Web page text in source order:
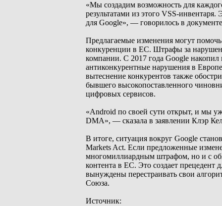
«Мы создадим возможность для
результатами из этого VSS-
для Google», — говорилось в
Предлагаемые изменения могут
конкуренции в ЕС. Штрафы за
компании. С 2017 года Google
антиконкурентные нарушения в
вытеснение конкурентов также
бывшего высокопоставленного
цифровых сервисов.
«Android по своей сути открыт, и мы
DMA», — сказала в заявлении Клэр
В итоге, ситуация вокруг Google
Markets Act. Если предложенные
многомиллиардным штрафом, но и с
контента в ЕС. Это создает прецедент
вынуждены перестраивать свои
Союза.
Источник: